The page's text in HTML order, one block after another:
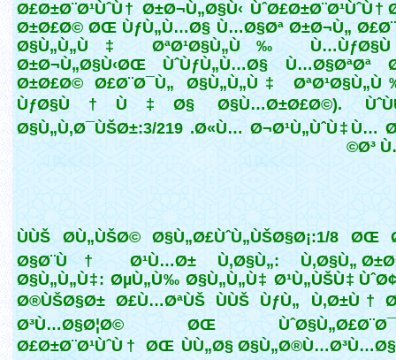
Ø£Ø±Ø¨Ø¹ÙˆÙ† Ø±Ø¬Ù„Ø§Ù‹ ÙˆØ£Ø±Ø¨Ø¹ÙˆÙ†
Ø±Ø£Ø© ØŒ ÙƒÙ„Ù…Ø§ Ù…Ø§Øª Ø±Ø¬Ù„
Ø§Ù„Ù„Ù‡ ØªØ¹Ø§Ù„Ù‰
Ø±Ø¬Ù„Ø§Ù‹ØŒ ÙˆÙƒÙ„Ù…Ø§ Ù…Ø§ØªØª
Ø±Ø£Ø© Ø£Ø¨Ø¯Ù„ Ø§Ù„Ù„Ù‡
ÙƒØ§Ù†Ù‡Ø§ Ø§Ù…Ø±Ø£Ø©).
Ø§Ù„Ù‚Ø¯ÙŠØ±:3/219 .Ø«Ù… Ø¬Ø¹Ù„ÙˆÙ‡Ù…
Ø³
ÙÙŠ Ø­Ù„ÙŠØ© Ø§Ù„Ø£ÙˆÙ„ÙŠØ§Ø¡:1/8 ØŒ
Ø§Ø¨Ù† Ø¹Ù…Ø± Ù‚Ø§Ù„: Ù‚Ø§Ù„
Ø§Ù„Ù„Ù‡: ØµÙ„Ù‰ Ø§Ù„Ù„Ù‡ Ø¹Ù„ÙŠÙ‡
Ø®ÙŠØ§Ø± Ø£Ù…ØªÙŠ ÙÙŠ ÙƒÙ„ Ù‚Ø±Ù†
Ø³Ù…Ø§Ø¦Ø© ØŒ
Ø£Ø±Ø¨Ø¹ÙˆÙ† ØŒ ÙÙ„Ø§